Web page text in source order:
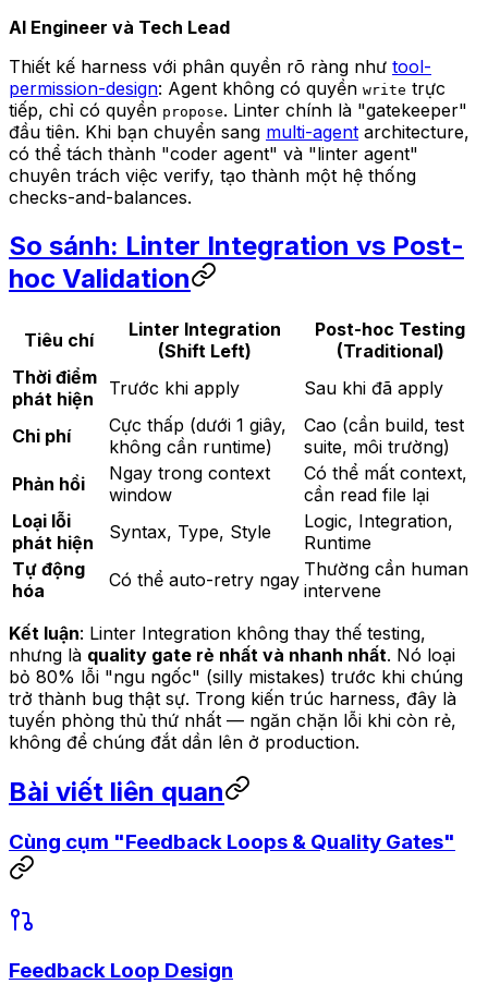
AI Engineer và Tech Lead
Thiết kế harness với phân quyền rõ ràng như tool-
permission-design: Agent không có quyền write trực
tiếp, chỉ có quyền propose. Linter chính là "gatekeeper"
đầu tiên. Khi bạn chuyển sang multi-agent architecture,
có thể tách thành "coder agent" và "linter agent"
chuyên trách việc verify, tạo thành một hệ thống
checks-and-balances.
So sánh: Linter Integration vs Post-
hoc Validation
Tiêu chí
Linter Integration
(Shift Left)
Post-hoc Testing
(Traditional)
Thời điểm
phát hiện
Trước khi apply Sau khi đã apply
Chi phí
Cực thấp (dưới 1 giây,
không cần runtime)
Cao (cần build, test
suite, môi trường)
Phản hồi
Ngay trong context
window
Có thể mất context,
cần read file lại
Loại lỗi
phát hiện
Syntax, Type, Style
Logic, Integration,
Runtime
Tự động
hóa
Có thể auto-retry ngay Thường cần human
intervene
Kết luận: Linter Integration không thay thế testing,
nhưng là quality gate rẻ nhất và nhanh nhất. Nó loại
bỏ 80% lỗi "ngu ngốc" (silly mistakes) trước khi chúng
trở thành bug thật sự. Trong kiến trúc harness, đây là
tuyến phòng thủ thứ nhất — ngăn chặn lỗi khi còn rẻ,
không để chúng đắt dần lên ở production.
Bài viết liên quan
Cùng cụm "Feedback Loops & Quality Gates"
Feedback Loop Design